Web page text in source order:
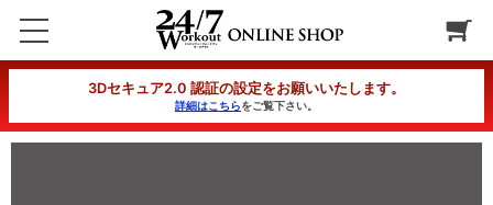
【新規】BMC（ボディメイクコース）100分 月3回
3Dセキュア2.0 認証の設定をお願いいたします。
詳細はこちらをご覧下さい。